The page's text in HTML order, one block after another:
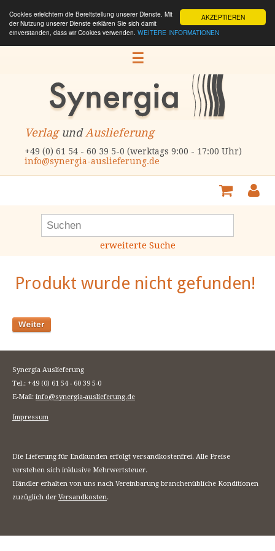
AKZEPTIEREN
Cookies erleichtern die Bereitstellung unserer Dienste. Mit
der Nutzung unserer Dienste erklären Sie sich damit
einverstanden, dass wir Cookies verwenden. WEITERE INFORMATIONEN
☰
VerlagundAuslieferung
+49 (0) 61 54 - 60 39 5-0 (werktags 9:00 - 17:00 Uhr)
info@synergia-auslieferung.de
erweiterte Suche
Produkt wurde nicht gefunden!
Synergia Auslieferung
Tel.: +49 (0) 61 54 - 60 39 5-0
E-Mail: info@synergia-auslieferung.de
Impressum
Die Lieferung für Endkunden erfolgt versandkostenfrei. Alle Preise
verstehen sich inklusive Mehrwertsteuer.
Händler erhalten von uns nach Vereinbarung branchenübliche Konditionen
zuzüglich der Versandkosten.